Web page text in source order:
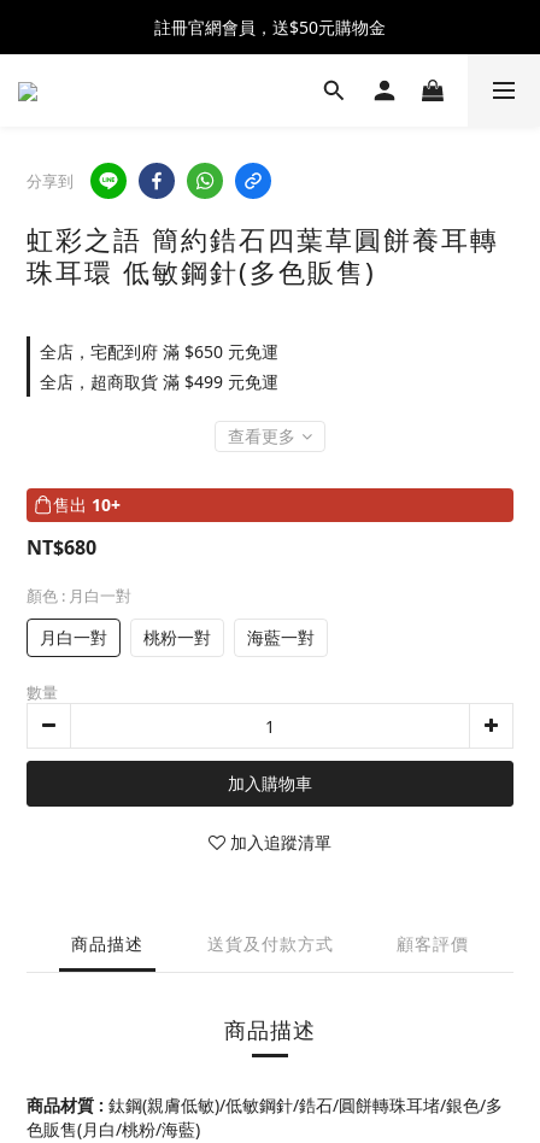
全館消費滿$2300 贈 ♡ 奶油泡芙化妝包 ♡
註冊官網會員，送$50元購物金
全館消費滿$2300 贈 ♡ 奶油泡芙化妝包 ♡
分享到
虹彩之語 簡約鋯石四葉草圓餅養耳轉
珠耳環 低敏鋼針(多色販售)
全店，宅配到府 滿 $650 元免運
全店，超商取貨 滿 $499 元免運
查看更多
售出 10+
NT$680
顏色 : 月白一對
月白一對 桃粉一對 海藍一對
數量
加入購物車
加入追蹤清單
商品描述 送貨及付款方式 顧客評價
商品描述
商品材質 : 鈦鋼(親膚低敏)/低敏鋼針/鋯石/圓餅轉珠耳堵/銀色/多
色販售(月白/桃粉/海藍)